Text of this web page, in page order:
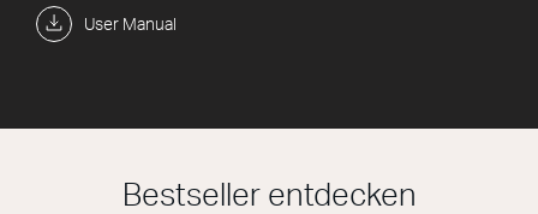
User Manual
Bestseller entdecken